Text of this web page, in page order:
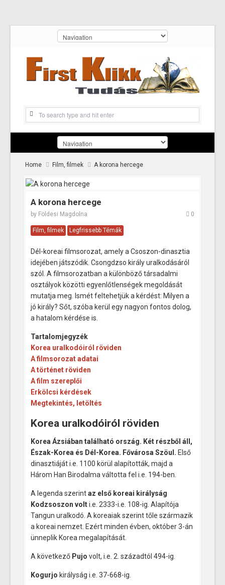
Home Film, filmek A korona hercege
A korona hercege
by Földesi Magdolna 0
Film, filmek Legfrissebb Témák
Dél-koreai filmsorozat, amely a Csoszon-dinasztia
idejében játszódik. Csongdzso király uralkodásáról
szól. A filmsorozatban a különböző társadalmi
osztályok közötti egyenlőtlenségek megoldását
mutatja meg. Ismét feltehetjük a kérdést: Milyen a
jó király? Sőt, szóba kerül egy nagyon fontos dolog,
a hatalom kérdése is.
Tartalomjegyzék
Korea uralkodóiról röviden
A filmsorozat adatai
A történet röviden
A film szereplői
Erkölcsi kérdések
Megtekintés, letöltés
Korea uralkodóiról röviden
Korea Ázsiában található ország. Két részből áll,
Észak-Korea és Dél-Korea. Fővárosa Szöul. Első
dinasztiáját i.e. 1100 körül alapították, majd a
Három Han Birodalma váltotta fel i.e. 194-ben.
A legenda szerintaz első koreai királyság
Kodzsoszon volti.e. 2333-i.e. 108-ig. Alapítója
Tangun uralkodó. A koreaiak szerint tőle származik
a koreai nemzet. Ezért minden évben, október 3-án
ünneplik Korea megalapítását.
A következő Pujo volt, i.e. 2. századtól 494-ig.
Kogurjo királyság i.e. 37-668-ig.